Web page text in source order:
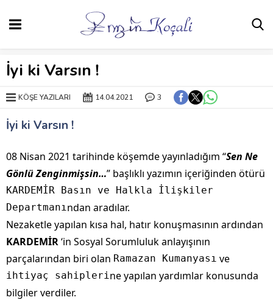
İyi ki Varsın !
KÖŞE YAZILARI 14.04.2021 3
İyi ki Varsın !
08 Nisan 2021 tarihinde köşemde yayınladığım “Sen Ne
Gönlü Zenginmişsin…” başlıklı yazımın içeriğinden ötürü
KARDEMİR Basın ve Halkla İlişkiler
Departmanından aradılar.
Nezaketle yapılan kısa hal, hatır konuşmasının ardından
KARDEMİR‘in Sosyal Sorumluluk anlayışının
parçalarından biri olan Ramazan Kumanyası ve
ihtiyaç sahiplerine yapılan yardımlar konusunda
bilgiler verdiler.